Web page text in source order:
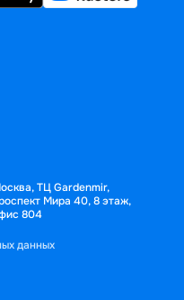
ТЦ Gardenmir,
Мира 40, 8 этаж,
804
данных